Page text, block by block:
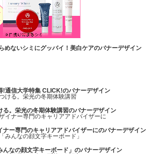
めないシミにグッバイ！美白ケアのバナーデザイン
!通信大学特集 CLICK!のバナーデザイン
る。栄光の冬期体験講習のバナーデザイン
ナー専門のキャリアアドバイザーにのバナーデザイン
んなの顔文字キーボード」のバナーデザイン